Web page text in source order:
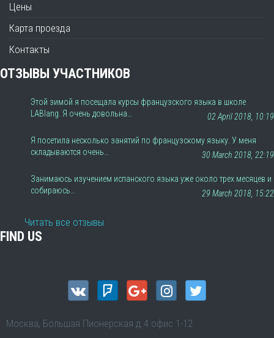
Цены
Карта проезда
Контакты
ОТЗЫВЫ УЧАСТНИКОВ
Этой зимой я посещала курсы французского языка в школе
LABlang. Я очень довольна…
02 April 2018, 10:19
Я посетила несколько занятий по французскому языку. У меня
складываются очень…
30 March 2018, 22:19
Занимаюсь изучением испанского языка уже около трех месяцев и
собираюсь…
29 March 2018, 15:22
Читать все отзывы
FIND US
Москва, Большая Пионерская д.4 офис 1-12